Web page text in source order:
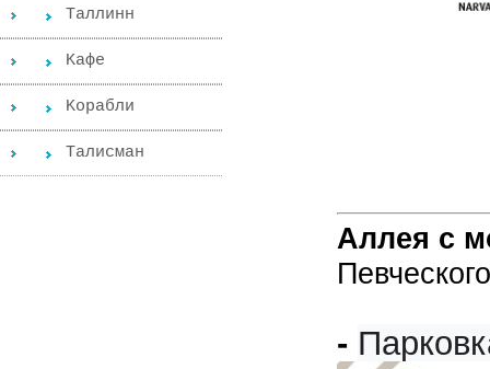
Таллинн
Kафе
Kорабли
Tалисман
Аллея с
-